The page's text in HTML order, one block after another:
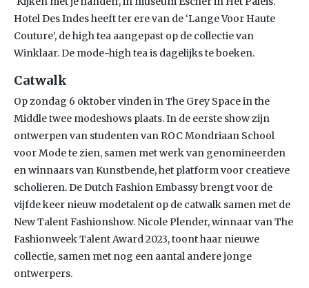
Hotel Des Indes heeft ter ere van de ‘Lange Voor Haute
Couture’, de high tea aangepast op de collectie van
Winklaar. De mode-high tea is dagelijks te boeken.
Catwalk
Op zondag 6 oktober vinden in The Grey Space in the
Middle twee modeshows plaats. In de eerste show zijn
ontwerpen van studenten van ROC Mondriaan School
voor Mode te zien, samen met werk van genomineerden
en winnaars van Kunstbende, het platform voor creatieve
scholieren. De Dutch Fashion Embassy brengt voor de
vijfde keer nieuw modetalent op de catwalk samen met de
New Talent Fashionshow. Nicole Plender, winnaar van The
Fashionweek Talent Award 2023, toont haar nieuwe
collectie, samen met nog een aantal andere jonge
ontwerpers.